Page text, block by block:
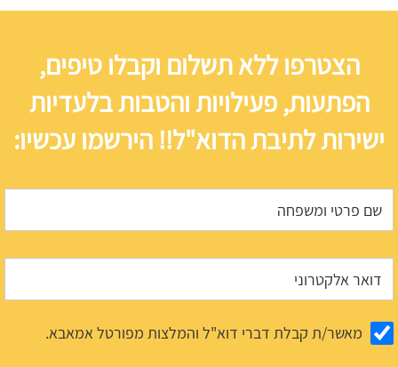
הצטרפו ללא תשלום וקבלו טיפים,
הפתעות, פעילויות והטבות בלעדיות
ישירות לתיבת הדוא"ל!! הירשמו עכשיו:
מאשר/ת קבלת דברי דוא"ל והמלצות מפורטל אמאבא.